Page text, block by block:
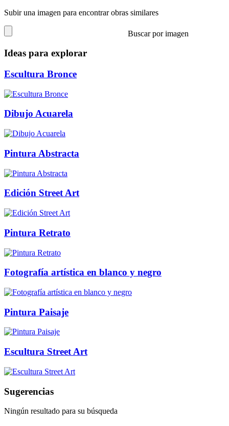
Subir una imagen para encontrar obras similares
Buscar por imagen
Ideas para explorar
Escultura Bronce
Dibujo Acuarela
Pintura Abstracta
Edición Street Art
Pintura Retrato
Fotografía artística en blanco y negro
Pintura Paisaje
Escultura Street Art
Sugerencias
Ningún resultado para su búsqueda